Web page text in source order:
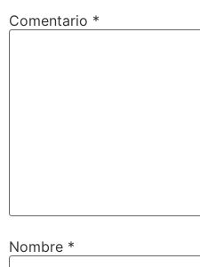
Comentario *
Nombre *